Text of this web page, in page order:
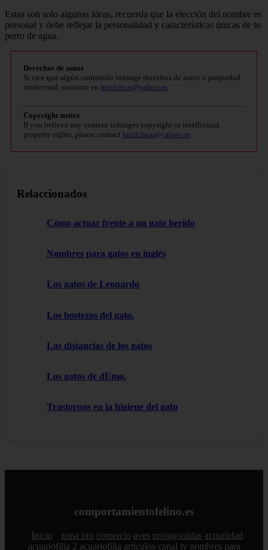
Estas son solo algunas ideas, recuerda que la elección del nombre es
personal y debe reflejar la personalidad y características únicas de tu
perro de agua.
Derechos de autor
Si cree que algún contenido infringe derechos de autor o propiedad
intelectual, contacte en bitelchux@yahoo.es.
Copyright notice
If you believe any content infringes copyright or intellectual
property rights, please contact bitelchux@yahoo.es.
Relaccionados
Cómo actuar frente a un gato herido
Nombres para gatos en inglés
Los gatos de Leonardo
Los bostezos del gato.
Las distancias de los gatos
Los gatos de dEmo.
Trastornos en la higiene del gato
comportamientofelino.es
Inicio zona pro comercio aves protagonistas actualidad
acuariofilia 2 acuariofilia articulos canal tv nombres para